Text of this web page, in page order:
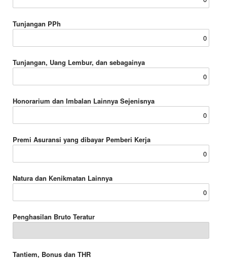
Tunjangan PPh
Tunjangan, Uang Lembur, dan sebagainya
Honorarium dan Imbalan Lainnya Sejenisnya
Premi Asuransi yang dibayar Pemberi Kerja
Natura dan Kenikmatan Lainnya
Penghasilan Bruto Teratur
Tantiem, Bonus dan THR